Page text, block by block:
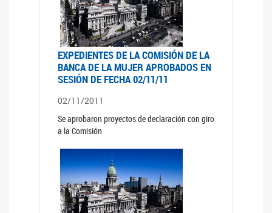
EXPEDIENTES DE LA COMISIÓN DE LA
BANCA DE LA MUJER APROBADOS EN
SESIÓN DE FECHA 02/11/11
02/11/2011
Se aprobaron proyectos de declaración con giro
a la Comisión